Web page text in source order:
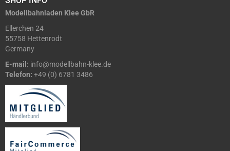
Modellbahnladen Klee GbR
Ellerchen 24
55758 Hettenrodt
Germany
E-mail: info@modellbahn-klee.de
Telefon: +49 (0) 6781 3486